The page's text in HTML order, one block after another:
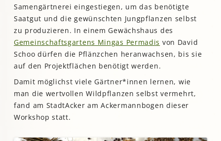
Samengärtnerei eingestiegen, um das benötigte
Saatgut und die gewünschten Jungpflanzen selbst
zu produzieren. In einem Gewächshaus des
Gemeinschaftsgartens Mingas Permadis von David
Schoo dürfen die Pflänzchen heranwachsen, bis sie
auf den Projektflächen benötigt werden.
Damit möglichst viele Gärtner*innen lernen, wie
man die wertvollen Wildpflanzen selbst vermehrt,
fand am StadtAcker am Ackermannbogen dieser
Workshop statt.